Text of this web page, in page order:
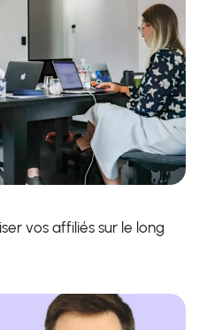
vos affiliés sur le long